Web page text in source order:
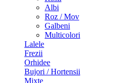
Albi
Roz / Mov
Galbeni
Multicolori
Lalele
Frezii
Orhidee
Bujori / Hortensii
Mixte